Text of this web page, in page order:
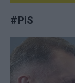
#PiS